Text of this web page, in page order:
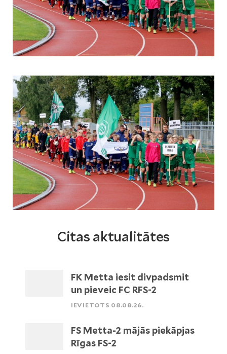
Citas aktualitātes
FK Metta iesit divpadsmit
un pieveic FC RFS-2
IEVIETOTS 08.08.26.
FS Metta-2 mājās piekāpjas
Rīgas FS-2